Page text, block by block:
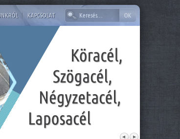
KAPCSOLAT